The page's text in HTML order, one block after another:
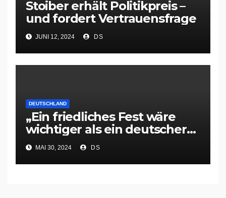
Stoiber erhält Politikpreis –
und fordert Vertrauensfrage
JUNI 12, 2024 DS
DEUTSCHLAND
„Ein friedliches Fest wäre
wichtiger als ein deutscher
EM-Triumph“
MAI 30, 2024 DS